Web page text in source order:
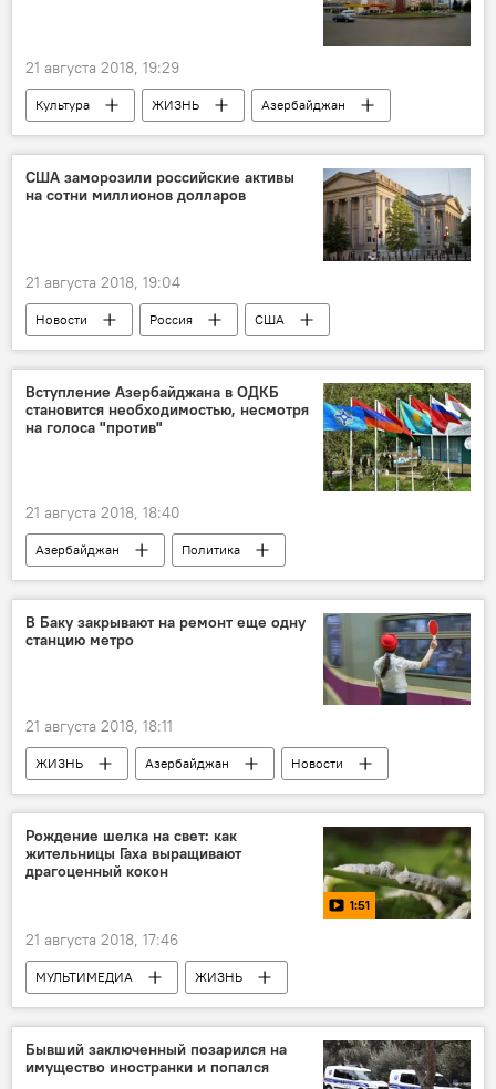
21 августа 2018, 19:29
Культура ЖИЗНЬ
Азербайджан
Новости
Грузия
театр ADO
актеры
США заморозили российские активы
на сотни миллионов долларов
21 августа 2018, 19:04
Новости Россия
США
Россия
Вступление Азербайджана в ОДКБ
становится необходимостью, несмотря
на голоса "против"
21 августа 2018, 18:40
Азербайджан
Политика
АНАЛИТИКА
Новости
Новости мира
Евгений Михайлов
ОДКБ
В Баку закрывают на ремонт еще одну
станцию метро
21 августа 2018, 18:11
ЖИЗНЬ Азербайджан
Новости
Баку
метро Ремонт
Рождение шелка на свет: как
жительницы Гаха выращивают
драгоценный кокон
1:51
21 августа 2018, 17:46
МУЛЬТИМЕДИА
ЖИЗНЬ
Азербайджан
Видео Новости
Бывший заключенный позарился на
имущество иностранки и попался